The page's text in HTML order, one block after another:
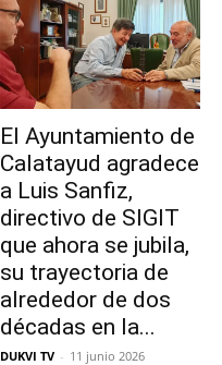
El Ayuntamiento de
Calatayud agradece
a Luis Sanfiz,
directivo de SIGIT
que ahora se jubila,
su trayectoria de
alrededor de dos
décadas en la...
DUKVI TV - 11 junio 2026